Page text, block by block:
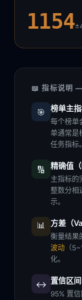
1154
📖 指标说明
🎯 榜单主
每个榜单
单通常是
任务指标。
🔢 精确值
主指标的
整数分相
示。
📊 方差（
衡量结果
波动 （
化。
↔️ 置信区
95% 置